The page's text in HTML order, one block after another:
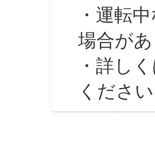
・運転中
場合があ
・詳しく
ください